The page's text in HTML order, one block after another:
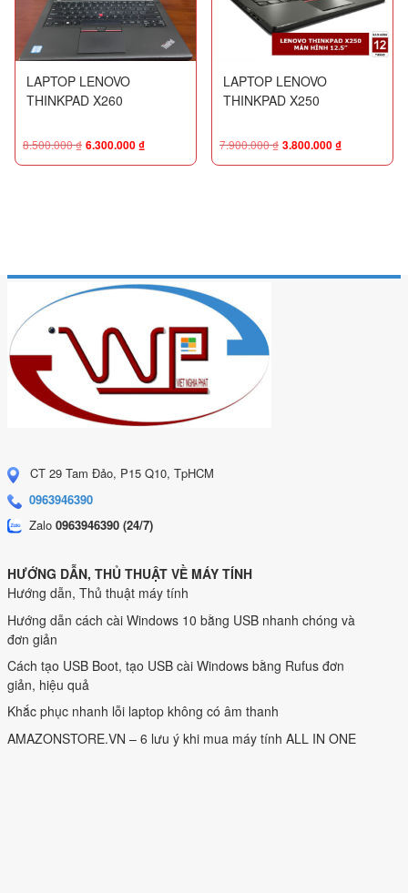
LAPTOP LENOVO
THINKPAD X260
8.500.000₫ 6.300.000₫
LAPTOP LENOVO
THINKPAD X250
7.900.000₫ 3.800.000₫
CT 29 Tam Đảo, P15 Q10, TpHCM
0963946390
Zalo 0963946390 (24/7)
HƯỚNG DẪN, THỦ THUẬT VỀ MÁY TÍNH
Hướng dẫn, Thủ thuật máy tính
Hướng dẫn cách cài Windows 10 bằng USB nhanh chóng và
đơn giản
Cách tạo USB Boot, tạo USB cài Windows bằng Rufus đơn
giản, hiệu quả
Khắc phục nhanh lỗi laptop không có âm thanh
AMAZONSTORE.VN – 6 lưu ý khi mua máy tính ALL IN ONE